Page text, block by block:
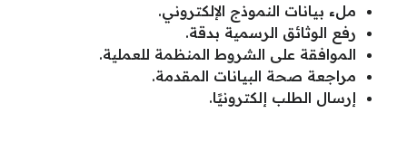
ملء بيانات النموذج الإلكتروني.
رفع الوثائق الرسمية بدقة.
الموافقة على الشروط المنظمة للعملية.
مراجعة صحة البيانات المقدمة.
إرسال الطلب إلكترونيًا.